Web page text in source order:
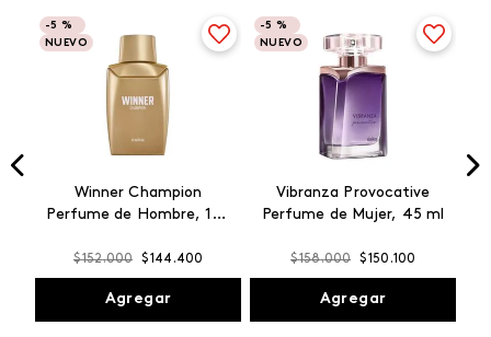
-5 %
NUEVO
Winner Champion
Perfume de Hombre, 100
$152.000 $144 .400
Agregar
-5 %
NUEVO
Vibranza Provocative
Perfume de Mujer, 45 ml
$158.000 $150 .100
Agregar